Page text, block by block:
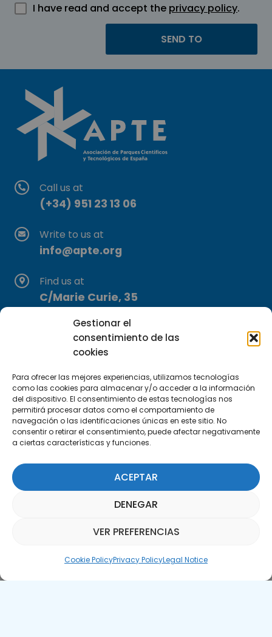
Gestionar el
consentimiento de las
cookies
Para ofrecer las mejores experiencias, utilizamos tecnologías
como las cookies para almacenar y/o acceder a la información
del dispositivo. El consentimiento de estas tecnologías nos
permitirá procesar datos como el comportamiento de
navegación o las identificaciones únicas en este sitio. No
consentir o retirar el consentimiento, puede afectar negativamente
a ciertas características y funciones.
ACEPTAR
DENEGAR
VER PREFERENCIAS
Cookie PolicyPrivacy PolicyLegal Notice
I have read and accept the privacy policy.
Call us at
(+34) 951 23 13 06
Write to us at
info@apte.org
Find us at
C/Marie Curie, 35
Subscribe to our Newsletter
SUBSCRIBE HERE